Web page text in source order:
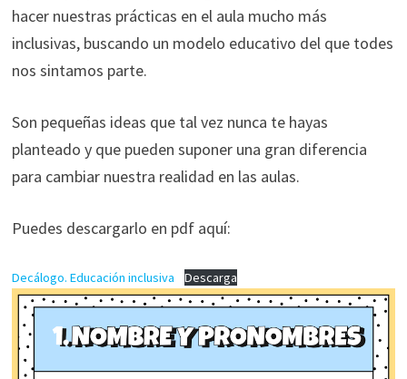
hacer nuestras prácticas en el aula mucho más
inclusivas, buscando un modelo educativo del que todes
nos sintamos parte.
Son pequeñas ideas que tal vez nunca te hayas
planteado y que pueden suponer una gran diferencia
para cambiar nuestra realidad en las aulas.
Puedes descargarlo en pdf aquí:
Decálogo. Educación inclusiva Descarga